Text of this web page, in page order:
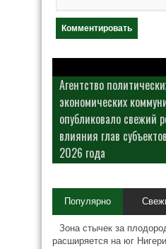
Агентство
экономических
опубликовало свежий
влияния глав
2026 года
Популярно
Зона стычек за
расширяется на юг